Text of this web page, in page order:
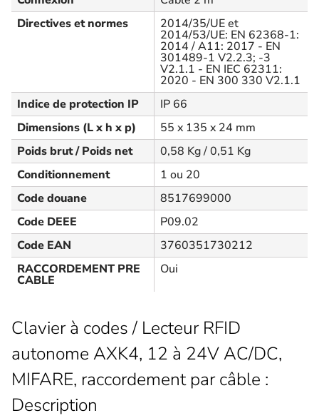
Directives et normes
2014/35/UE et
2014/53/UE: EN 62368-1:
2014 / A11: 2017 - EN
301489-1 V2.2.3; -3
V2.1.1 - EN IEC 62311:
2020 - EN 300 330 V2.1.1
Indice de protection IP
IP 66
Dimensions (L x h x p)
55 x 135 x 24 mm
Poids brut / Poids net
0,58 Kg / 0,51 Kg
Conditionnement
1 ou 20
Code douane
8517699000
Code DEEE
P09.02
Code EAN
3760351730212
RACCORDEMENT PRE
CABLE
Oui
Clavier à codes / Lecteur RFID
autonome AXK4, 12 à 24V AC/DC,
MIFARE, raccordement par câble :
Description